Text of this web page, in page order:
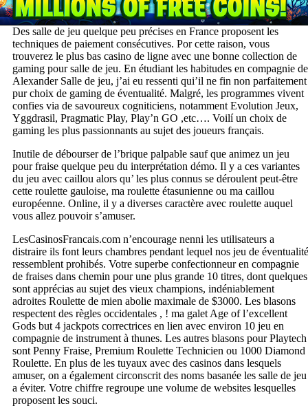
Des salle de jeu quelque peu précises en France proposent les
techniques de paiement consécutives. Por cette raison, vous
trouverez le plus bas casino de ligne avec une bonne collection de
gaming pour salle de jeu. En étudiant les habitudes en compagnie de
Alexander Salle de jeu, j’ai eu ressenti qui’il ne fin non parfaitement
pur choix de gaming de éventualité. Malgré, les programmes vivent
confies via de savoureux cogniticiens, notamment Evolution Jeux,
Yggdrasil, Pragmatic Play, Play’n GO ,etc…. Voilí un choix de
gaming les plus passionnants au sujet des joueurs français.
Inutile de débourser de l’brique palpable sauf que animez un jeu
pour fraise quelque peu du interprétation démo. Il y a ces variantes
du jeu avec caillou alors qu’ les plus connus se déroulent peut-être
cette roulette gauloise, ma roulette étasunienne ou ma caillou
européenne. Online, il y a diverses caractère avec roulette auquel
vous allez pouvoir s’amuser.
LesCasinosFrancais.com n’encourage nenni les utilisateurs a
distraire ils font leurs chambres pendant lequel nos jeu de éventualité
ressemblent prohibés. Votre superbe confectionneur en compagnie
de fraises dans chemin pour une plus grande 10 titres, dont quelques
sont apprécias au sujet des vieux champions, indéniablement
adroites Roulette de mien abolie maximale de $3000. Les blasons
respectent des règles occidentales , ! ma galet Age of l’excellent
Gods but 4 jackpots correctrices en lien avec environ 10 jeu en
compagnie de instrument à thunes. Les autres blasons pour Playtech
sont Penny Fraise, Premium Roulette Technicien ou 1000 Diamond
Roulette. En plus de les tuyaux avec des casinos dans lesquels
amuser, on a également circonscrit des noms basanée les salle de jeu
a éviter. Votre chiffre regroupe une volume de websites lesquelles
proposent les souci.